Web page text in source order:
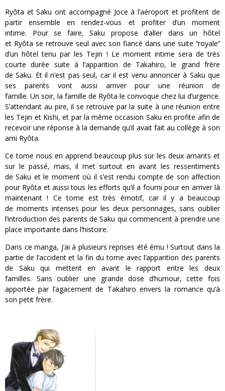
Ryôta etSaku ont accompagné Joce à l’aéroport et profitent de
partir ensemble en rendez-vous et profiter d’un moment
intime. Pour se faire,Saku propose d’aller dans un hôtel
et Ryôta se retrouve seul avec son fiancé dans une suite ‘’royale’’
d’un hôtel tenu par les Tejin ! Le moment intime sera de très
courte durée suite à l’apparition de Takahiro, le grand frère
deSaku. Et il n’est pas seul, car il est venu annoncer à Saku que
ses parents vont aussi arriver pour une réunion de
famille. Un soir, la famille de Ryôta le convoque chez lui d’urgence.
S’attendant au pire, il se retrouve par la suite à une réunion entre
les Tejin et Kishi, et par la même occasion Saku en profite afin de
recevoir une réponse à la demande qu’il avait faitau collège à son
ami Ryôta.
Ce tome nous en apprend beaucoup plus sur les deux amants et
sur le passé, mais, il met surtout en avant les ressentiments
deSaku et le moment où il s’est rendu compte de son affection
pour Ryôta et aussi tous les efforts qu’il a fourni pour en arriver là
maintenant ! Ce tome est très émotif, car il y a beaucoup
de moments intenses pour les deux personnages, sans oublier
l’introduction des parents deSaku qui commencent à prendre une
place importante dans l’histoire.
Dans ce manga, j’ai à plusieurs reprises été ému ! Surtout dans la
partie de l’accident et la fin du tome avec l’apparition des parents
de Saku qui mettent en avant le rapport entre les deux
familles. Sans oublier une grande dose d’humour, cette fois
apportée par l’agacement de Takahiro envers la romance qu’à
son petit frère.